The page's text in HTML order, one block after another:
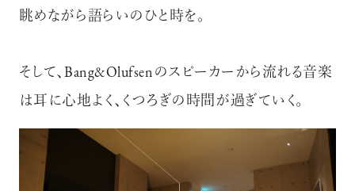
眺めながら語らいのひと時を。
そして、Bang&Olufsenのスピーカーから流れる音楽
は耳に心地よく、くつろぎの時間が過ぎていく。